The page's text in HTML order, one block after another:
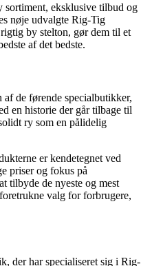
sortiment, eksklusive tilbud og
nøje udvalgte Rig-Tig
by stelton, gør dem til et
af det bedste.
de førende specialbutikker,
en historie der går tilbage til
ry som en pålidelig
er kendetegnet ved
priser og fokus på
tilbyde de nyeste og mest
valg for forbrugere,
der har specialiseret sig i Rig-